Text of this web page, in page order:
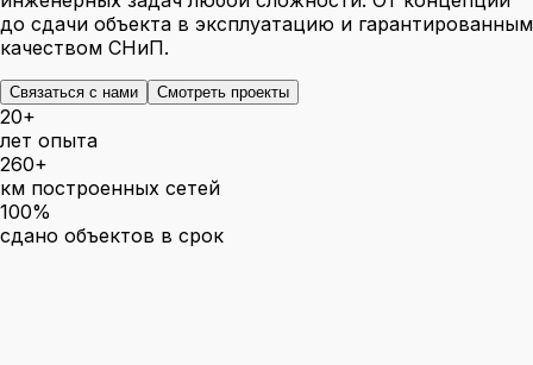
до сдачи объекта в эксплуатацию и гарантированным
качеством СНиП.
Связаться с нами Смотреть проекты
20+
лет опыта
260+
км построенных сетей
100%
сдано объектов в срок